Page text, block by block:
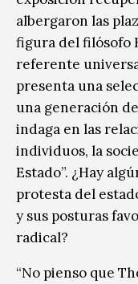
albergaron las
figura del filósofo
referente
presenta una
una generación
indaga en las
individuos, la
Estado”. ¿Hay
protesta del
y sus posturas
radical?
“No pienso que